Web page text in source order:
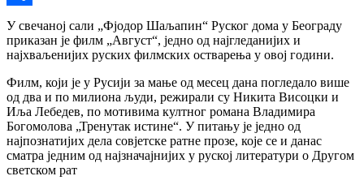
Link
Share
У свечаној сали „Фјодор Шаљапин“ Руског дома у Београду
приказан је филм „Август“, једно од најгледанијих и
најхваљенијих руских филмских остварења у овој години.
Филм, који је у Русији за мање од месец дана погледало више
од два и по милиона људи, режирали су Никита Висоцки и
Иља Лебедев, по мотивима култног романа Владимира
Богомолова „Тренутак истине“. У питању је једно од
најпознатијих дела совјетске ратне прозе, које се и данас
сматра једним од најзначајнијих у руској литератури о Другом
светском рат